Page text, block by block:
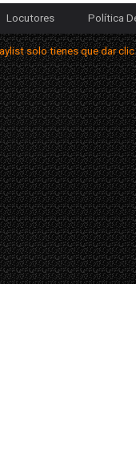
menú
Locutores Política
tienes que dar clic con